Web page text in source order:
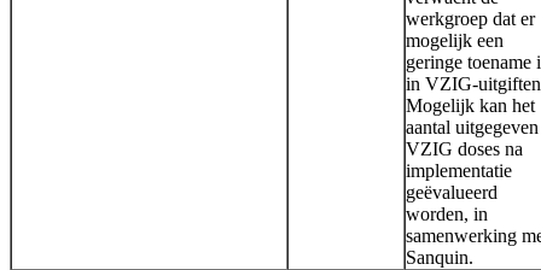
werkgroep dat er
mogelijk een
geringe toename
in VZIG-
Mogelijk kan het
aantal uitgegeven
VZIG doses na
implementatie
geëvalueerd
worden, in
samenwerking
Sanquin.